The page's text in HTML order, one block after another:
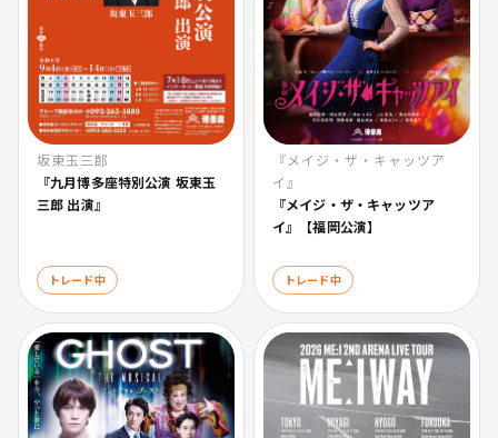
坂東玉三郎
『九月博多座特別公演 坂東玉
三郎 出演』
トレード中
『メイジ・ザ・キャッツア
イ』
『メイジ・ザ・キャッツア
イ』【福岡公演】
トレード中